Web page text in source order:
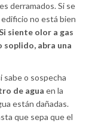
derramados. Si se
no está bien
siente olor a gas
soplido, abra una
sabe o sospecha
de agua en la
están dañadas.
que sepa que el